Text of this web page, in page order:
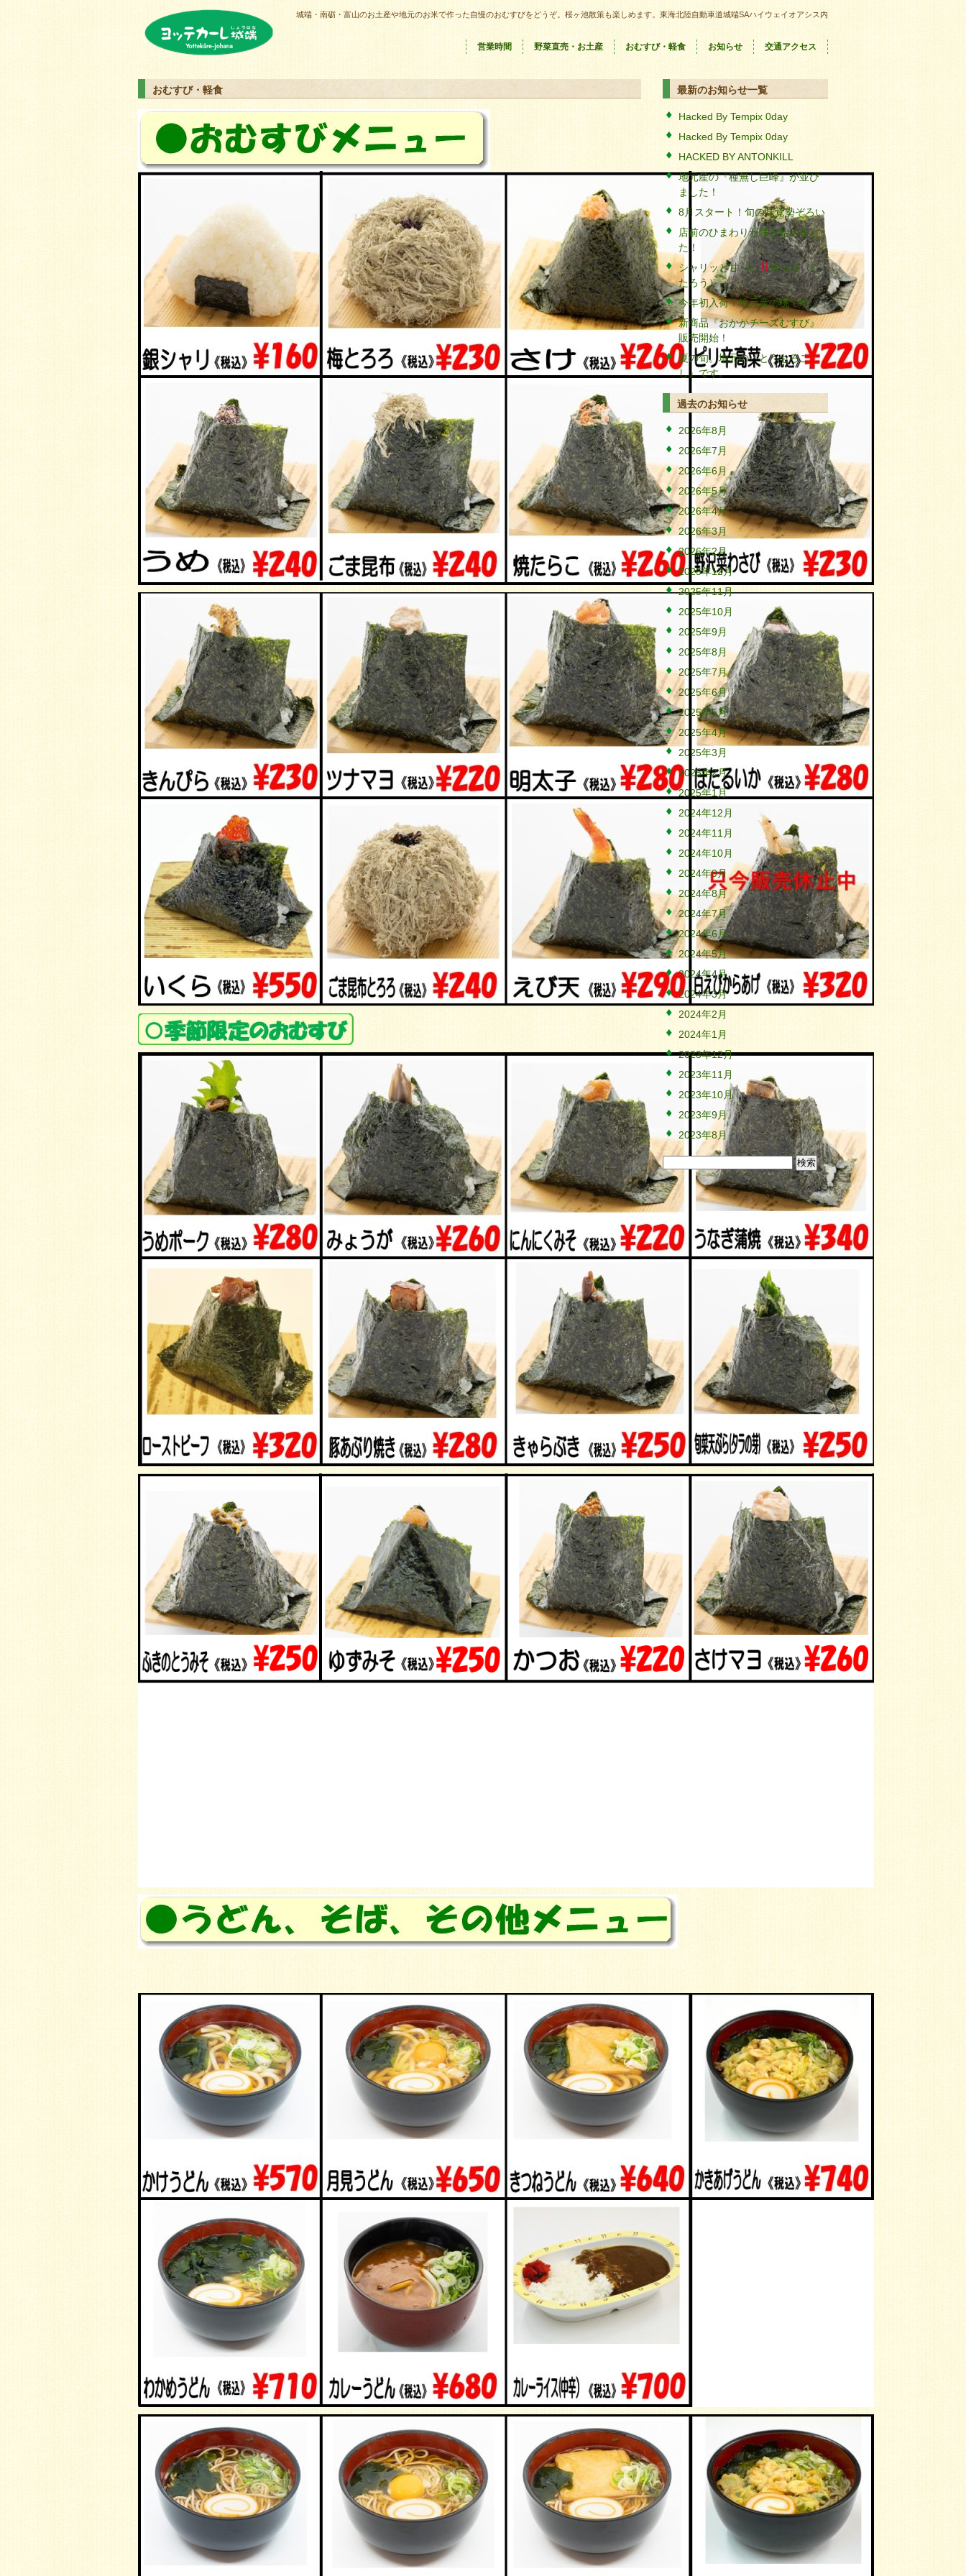
城端・南砺・富山のお土産や地元のお米で作った自慢のおむすびをどうぞ。桜ヶ池散策も楽しめます。東海北陸自動車道城端SAハイウェイオアシス内
営業時間 野菜直売・お土産 おむすび・軽食 お知らせ 交通アクセス
おむすび・軽食 最新のお知らせ一覧
Hacked By Tempix 0day
Hacked By Tempix 0day
HACKED BY ANTONKILL
地元産の『種無し巨峰』が並び
ました！
8月スタート！旬の味覚勢ぞろい
店前のひまわりが咲き始めまし
た！
シャリッと甘～い
虎太郎（こ
たろう）
今年初入荷！地元産の桃です。
新商品『おかかチーズむすび』
販売開始！
夏の旬。地元の『とうもろこ
し』です。
過去のお知らせ
2026年8月
2026年7月
2026年6月
2026年5月
2026年4月
2026年3月
2026年2月
2025年12月
2025年11月
2025年10月
2025年9月
2025年8月
2025年7月
2025年6月
2025年5月
2025年4月
2025年3月
2025年2月
2025年1月
2024年12月
2024年11月
2024年10月
2024年9月
2024年8月
2024年7月
2024年6月
2024年5月
2024年4月
2024年3月
2024年2月
2024年1月
2023年12月
2023年11月
2023年10月
2023年9月
2023年8月
索: